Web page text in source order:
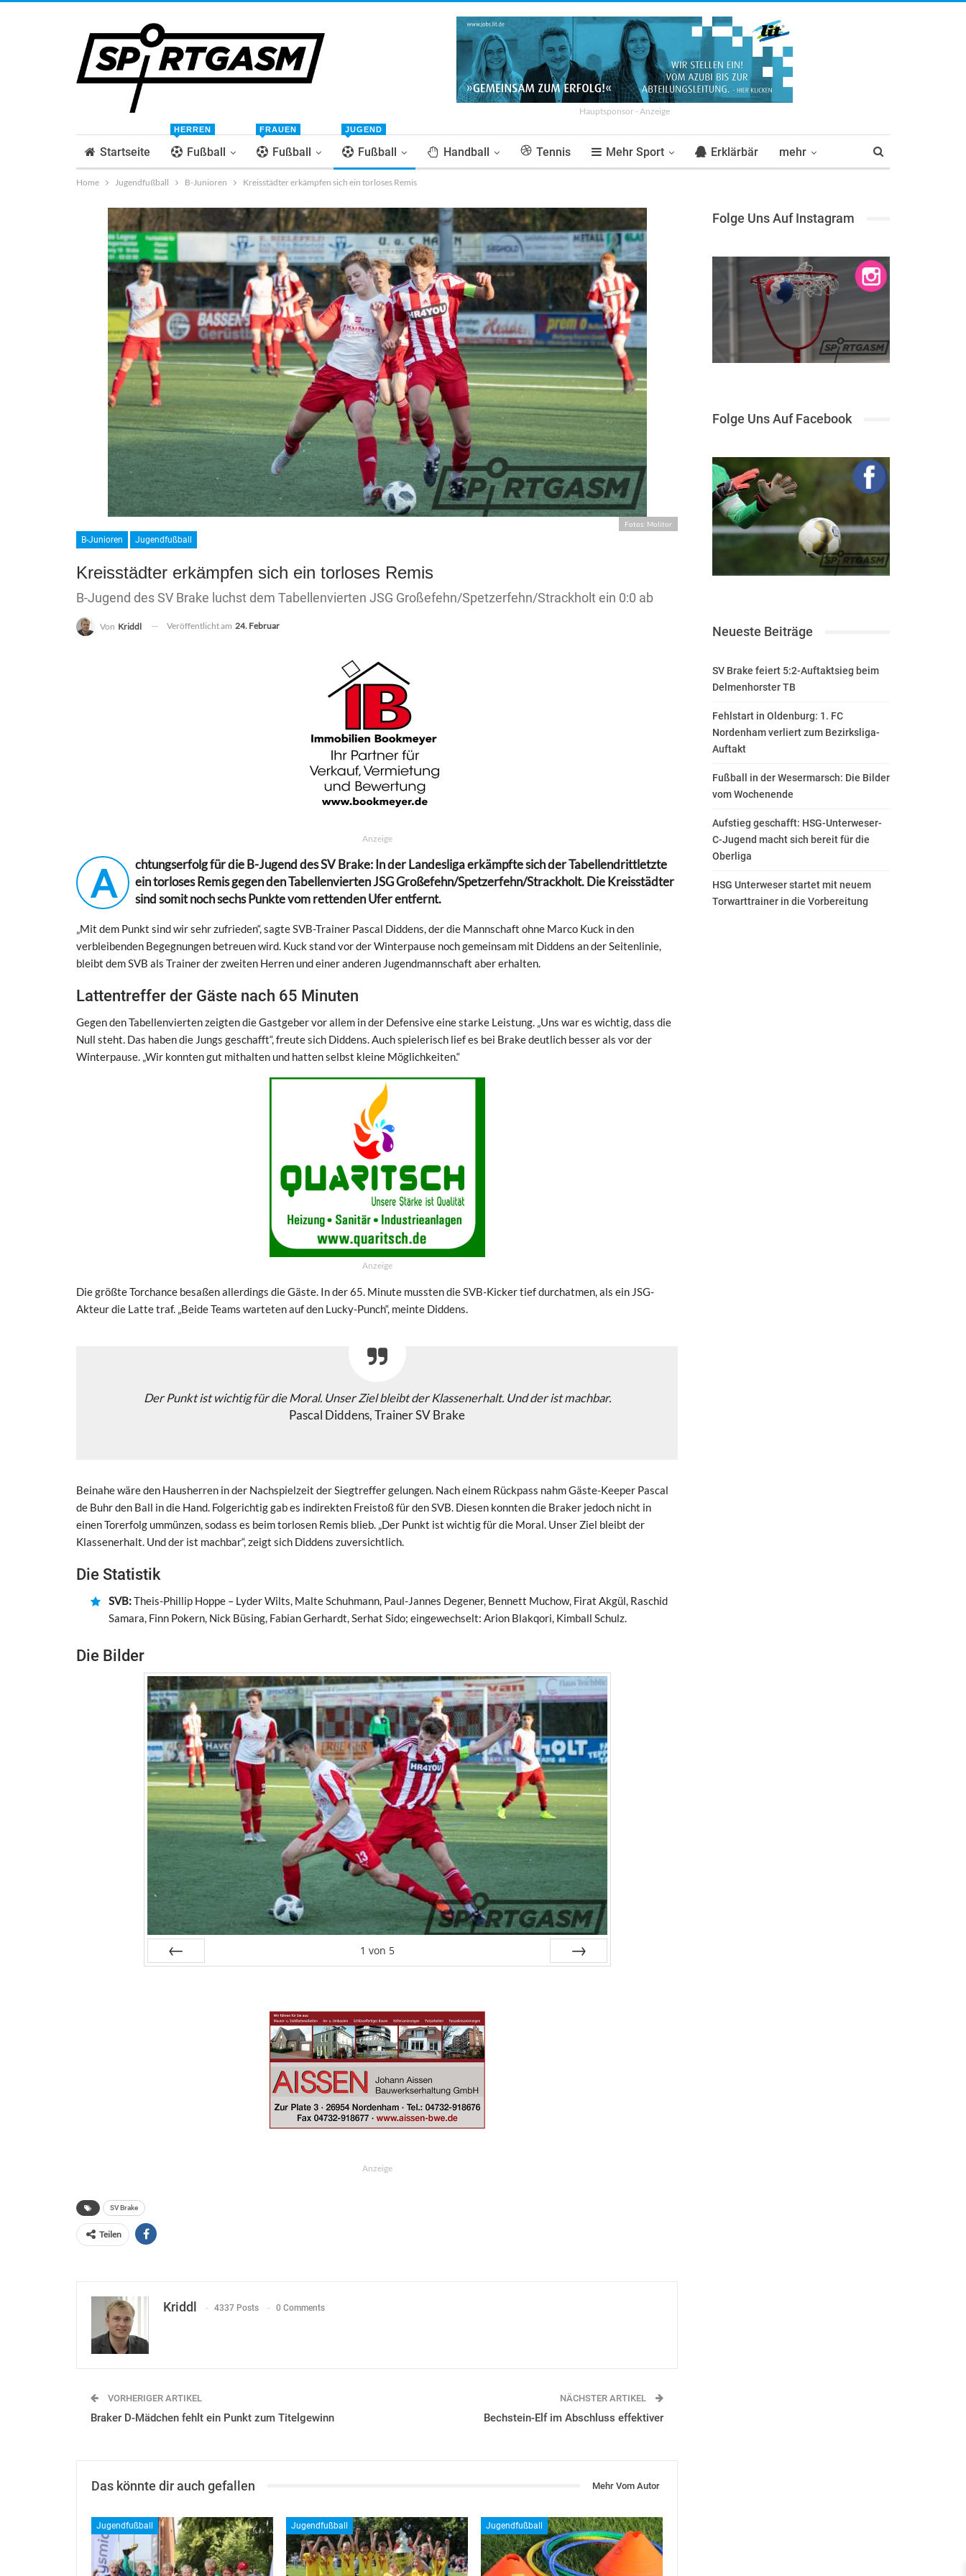
Hauptsponsor - Anzeige
Startseite Fußball
HERREN
Fußball
FRAUEN
Fußball
JUGEND
Handball Tennis Mehr Sport Erklärbär mehr
Home Jugendfußball B-Junioren Kreisstädter erkämpfen sich ein torloses Remis
Fotos: Molitor
B-Junioren Jugendfußball
Kreisstädter erkämpfen sich ein torloses Remis
B-Jugend des SV Brake luchst dem Tabellenvierten JSG Großefehn/Spetzerfehn/Strackholt ein 0:0 ab
Von Kriddl Veröffentlicht am 24. Februar
Anzeige
A
chtungserfolg für die B-Jugend des SV Brake: In der Landesliga erkämpfte sich der Tabellendrittletzte
ein torloses Remis gegen den Tabellenvierten JSG Großefehn/Spetzerfehn/Strackholt. Die Kreisstädter
sind somit noch sechs Punkte vom rettenden Ufer entfernt.
„Mit dem Punkt sind wir sehr zufrieden“, sagte SVB-Trainer Pascal Diddens, der die Mannschaft ohne Marco Kuck in den
verbleibenden Begegnungen betreuen wird. Kuck stand vor der Winterpause noch gemeinsam mit Diddens an der Seitenlinie,
bleibt dem SVB als Trainer der zweiten Herren und einer anderen Jugendmannschaft aber erhalten.
Lattentreffer der Gäste nach 65 Minuten
Gegen den Tabellenvierten zeigten die Gastgeber vor allem in der Defensive eine starke Leistung. „Uns war es wichtig, dass die
Null steht. Das haben die Jungs geschafft“, freute sich Diddens. Auch spielerisch lief es bei Brake deutlich besser als vor der
Winterpause. „Wir konnten gut mithalten und hatten selbst kleine Möglichkeiten.“
Anzeige
Die größte Torchance besaßen allerdings die Gäste. In der 65. Minute mussten die SVB-Kicker tief durchatmen, als ein JSG-
Akteur die Latte traf. „Beide Teams warteten auf den Lucky-Punch“, meinte Diddens.
Der Punkt ist wichtig für die Moral. Unser Ziel bleibt der Klassenerhalt. Und der ist machbar.
Pascal Diddens, Trainer SV Brake
Beinahe wäre den Hausherren in der Nachspielzeit der Siegtreffer gelungen. Nach einem Rückpass nahm Gäste-Keeper Pascal
de Buhr den Ball in die Hand. Folgerichtig gab es indirekten Freistoß für den SVB. Diesen konnten die Braker jedoch nicht in
einen Torerfolg ummünzen, sodass es beim torlosen Remis blieb. „Der Punkt ist wichtig für die Moral. Unser Ziel bleibt der
Klassenerhalt. Und der ist machbar“, zeigt sich Diddens zuversichtlich.
Die Statistik
SVB:Theis-Phillip Hoppe – Lyder Wilts, Malte Schuhmann, Paul-Jannes Degener, Bennett Muchow, Firat Akgül, Raschid
Samara, Finn Pokern, Nick Büsing, Fabian Gerhardt, Serhat Sido; eingewechselt: Arion Blakqori, Kimball Schulz.
Die Bilder
1 von 5
Anzeige
SV Brake
Teilen
Kriddl 4337 Posts 0 Comments
VORHERIGER ARTIKEL
Braker D-Mädchen fehlt ein Punkt zum Titelgewinn
NÄCHSTER ARTIKEL
Bechstein-Elf im Abschluss effektiver
Das könnte dir auch gefallen Mehr Vom Autor
Jugendfußball Jugendfußball Jugendfußball
Folge Uns Auf Instagram
Folge Uns Auf Facebook
Neueste Beiträge
SV Brake feiert 5:2-Auftaktsieg beim
Delmenhorster TB
Fehlstart in Oldenburg: 1. FC
Nordenham verliert zum Bezirksliga-
Auftakt
Fußball in der Wesermarsch: Die Bilder
vom Wochenende
Aufstieg geschafft: HSG-Unterweser-
C-Jugend macht sich bereit für die
Oberliga
HSG Unterweser startet mit neuem
Torwarttrainer in die Vorbereitung